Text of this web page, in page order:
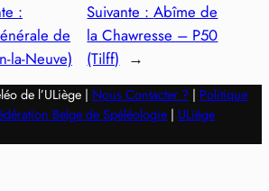
:
de
la-Neuve)
Suivante :Abîme de
la Chawresse – P50
(Tilff) →
de l’ULiège | Nous Contacter ? | Politique
Belge de Spéléologie | ULiège